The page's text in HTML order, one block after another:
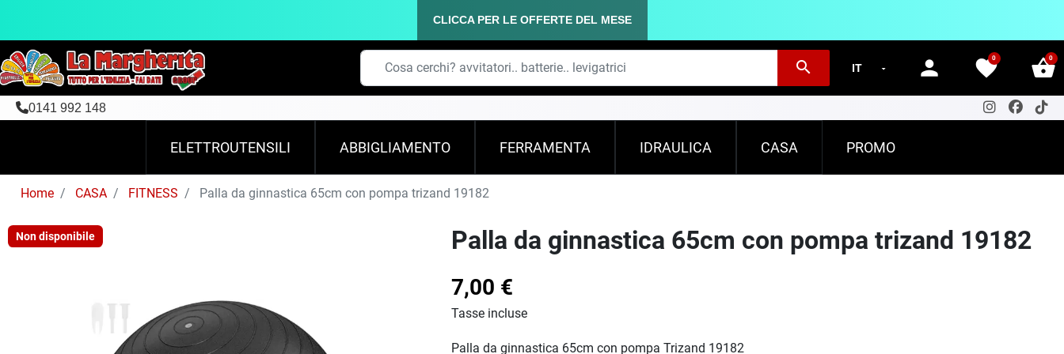
CLICCA PER LE OFFERTE DEL MESE
search person favorite
0 shopping_basket
0
0141 992 148
ELETTROUTENSILI ABBIGLIAMENTO FERRAMENTA IDRAULICA CASA PROMO
Home CASA FITNESS Palla da ginnastica 65cm con pompa trizand 19182
Non disponibile Palla da ginnastica 65cm con pompa trizand 19182
7,00 €
Tasse incluse
Palla da ginnastica 65cm con pompa Trizand 19182